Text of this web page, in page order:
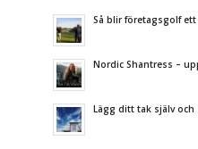
Så blir företagsgolf
Nordic Shantress –
Lägg ditt tak själv och